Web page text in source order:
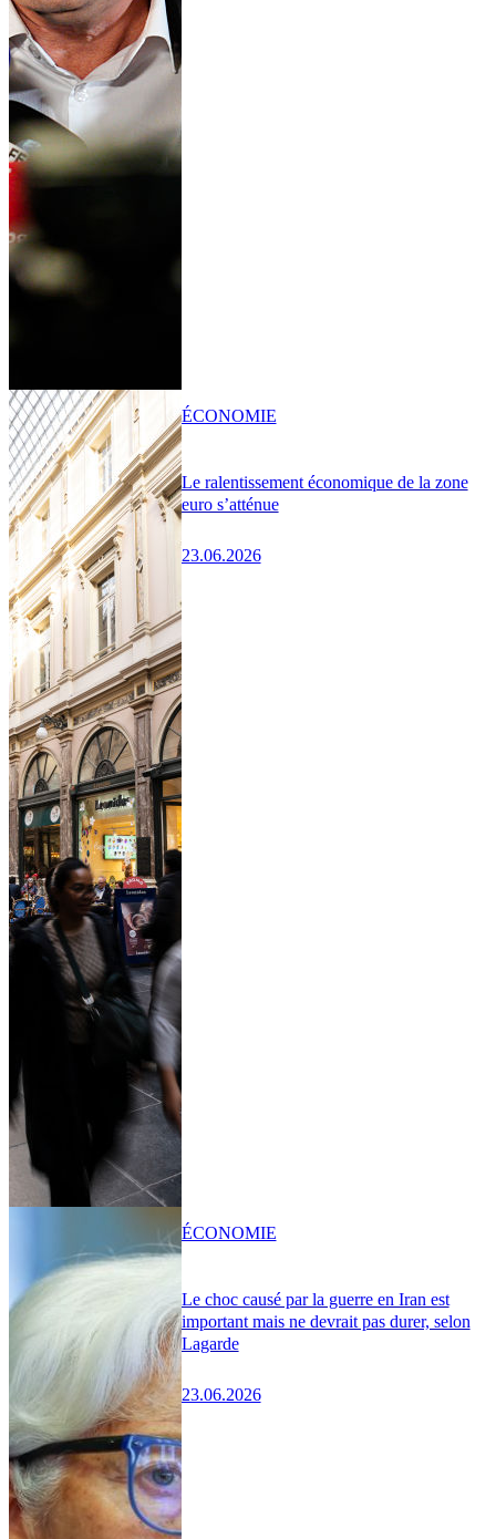
Le ralentissement économique de la zone
euro s’atténue
23.06.2026
ÉCONOMIE
Le choc causé par la guerre en Iran est
important mais ne devrait pas durer, selon
Lagarde
23.06.2026
ÉCONOMIE